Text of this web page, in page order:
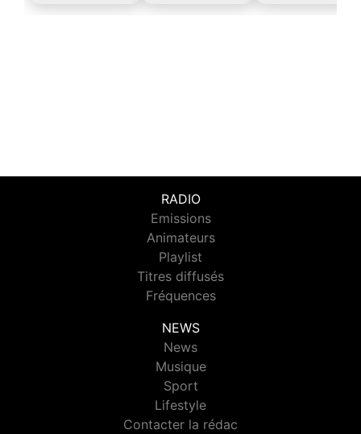
RADIO
Emissions
Animateurs
Playlist
Titres diffusés
Fréquences
NEWS
News
Musique
Sport
Lifestyle
Contacter la rédac